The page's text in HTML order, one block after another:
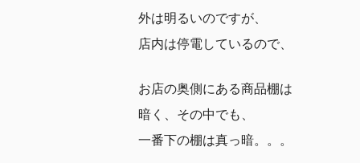
外は明るいのですが、
店内は停電しているので、
お店の奥側にある商品棚は
暗く、その中でも、
一番下の棚は真っ暗。。。